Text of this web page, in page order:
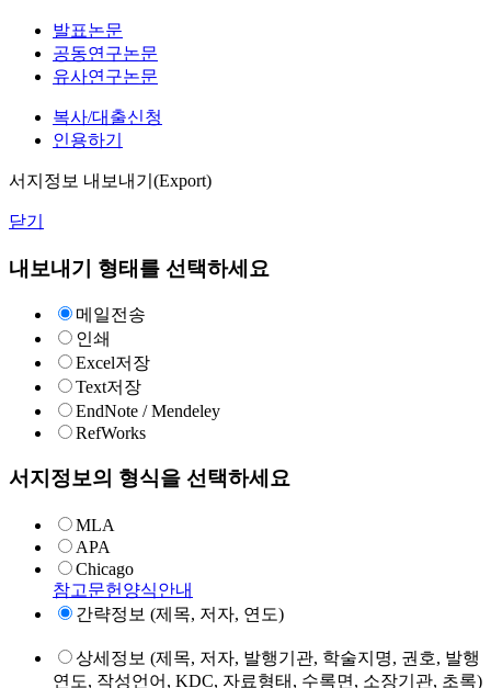
발표논문
공동연구논문
유사연구논문
복사/대출신청
인용하기
서지정보 내보내기(Export)
닫기
내보내기 형태를 선택하세요
메일전송
인쇄
Excel저장
Text저장
EndNote / Mendeley
RefWorks
서지정보의 형식을 선택하세요
MLA
APA
Chicago
참고문헌양식안내
간략정보 (제목, 저자, 연도)
상세정보 (제목, 저자, 발행기관, 학술지명, 권호, 발행
연도, 작성언어, KDC, 자료형태, 수록면, 소장기관, 초록)